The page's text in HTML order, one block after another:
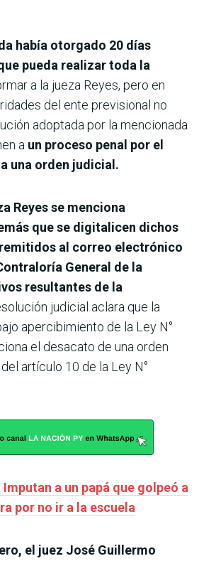
había otorgado 20 días
pueda realizar toda la
a la jueza Reyes, pero en
del ente previsional no
adoptada por la mencionada
a un proceso penal por el
una orden judicial.
Reyes se menciona
que se digitalicen dichos
al correo electrónico
General de la
resultantes de la
judicial aclara que la
apercibimiento de la Ley N°
el desacato de una orden
artículo 10 de la Ley N°
a un papá que golpeó a
por no ir a la escuela
el juez José Guillermo